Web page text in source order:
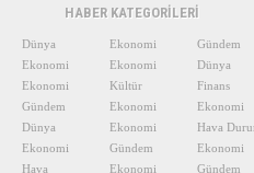
HABER KATEGORİLERİ
Dünya Ekonomi
Gündem
Ekonomi
Ekonomi
Dünya
Ekonomi
Kültür
Finans
Gündem
Ekonomi
Ekonomi
Dünya
Ekonomi
Hava
Ekonomi
Gündem
Ekonomi
Hava
Ekonomi Gündem